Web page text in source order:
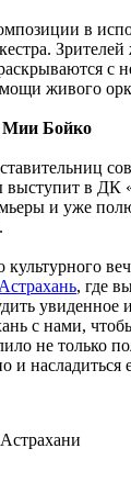
в
Зрителей
с
живого
Мии Бойко
выступит в ДК
и уже
, где
увиденное
с нами,
не только
и насладиться